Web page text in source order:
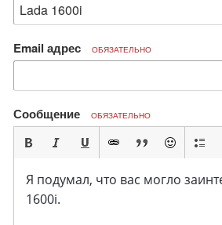
Email адрес ОБЯЗАТЕЛЬНО
Сообщение ОБЯЗАТЕЛЬНО
Я подумал, что вас могло
1600i.